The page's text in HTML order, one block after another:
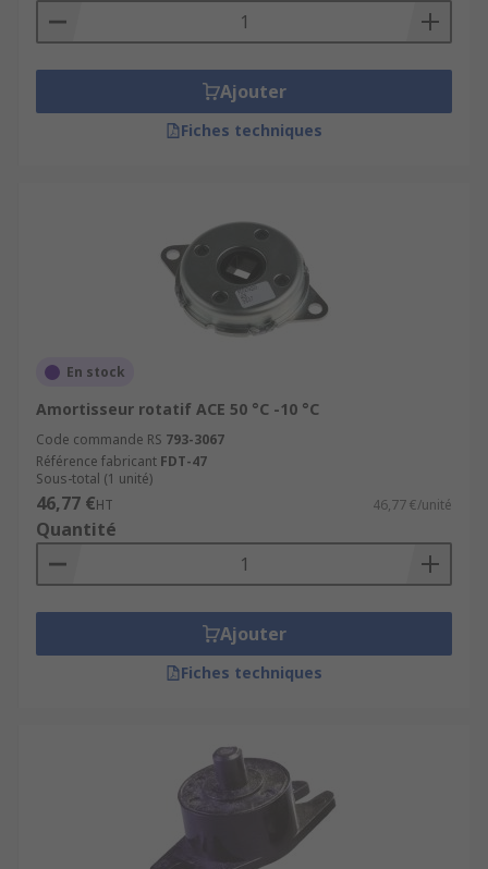
Ajouter
Fiches techniques
En stock
Amortisseur rotatif ACE 50 °C -10 °C
Code commande RS 793-3067
Référence fabricant FDT-47
Sous-total (1 unité)
46,77 €HT 46,77 €/unité
Quantité
Ajouter
Fiches techniques